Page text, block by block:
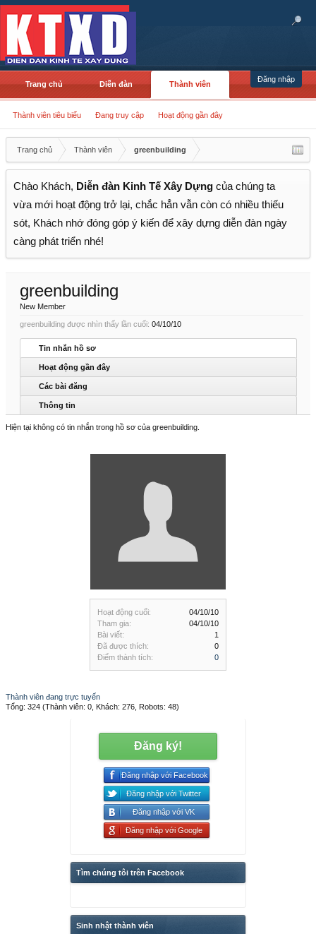
Đăng nhập
Trang chủ Diễn đàn Thành viên
Thành viên tiêu biểu Đang truy cập Hoạt động gần đây
Trang chủ Thành viên greenbuilding
Chào Khách, Diễn đàn Kinh Tế Xây Dựng của chúng ta
vừa mới hoạt động trở lại, chắc hẳn vẫn còn có nhiều thiếu
sót, Khách nhớ đóng góp ý kiến để xây dựng diễn đàn ngày
càng phát triển nhé!
Hoạt động cuối:
04/10/10
Tham gia:
04/10/10
Bài viết:
1
Đã được thích:
0
Điểm thành tích:
0
greenbuilding
New Member
greenbuilding được nhìn thấy lần cuối: 04/10/10
Tin nhắn hồ sơ
Hoạt động gần đây
Các bài đăng
Thông tin
Hiện tại không có tin nhắn trong hồ sơ của greenbuilding.
Thành viên đang trực tuyến
Tổng: 324 (Thành viên: 0, Khách: 276, Robots: 48)
Đăng ký!
Đăng nhập với Facebook
Đăng nhập với Twitter
Đăng nhập với VK
Đăng nhập với Google
Tìm chúng tôi trên Facebook
Sinh nhật thành viên